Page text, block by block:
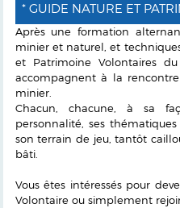
* GUIDE NATURE ET
Après une formation
minier et naturel, et
et Patrimoine Volontaires
accompagnent à la
minier.
Chacun, chacune, à sa
personnalité, ses
son terrain de jeu, tantôt
bâti.
Vous êtes intéressés pour
Volontaire ou simplement